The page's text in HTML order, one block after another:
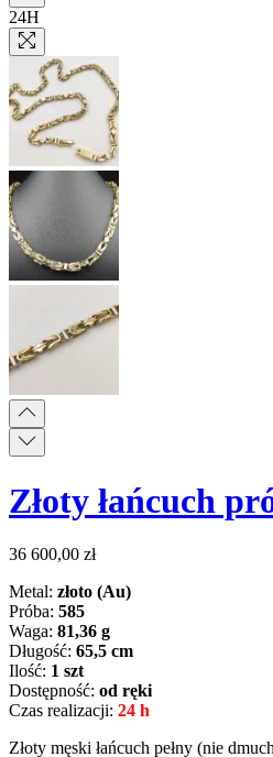
24H
Złoty łańcuch
36 600,00 zł
Metal: złoto (Au)
Próba: 585
Waga: 81,36 g
Długość: 65,5 cm
Ilość: 1 szt
Dostępność: od ręki
Czas realizacji: 24 h
Złoty męski łańcuch pełny (nie